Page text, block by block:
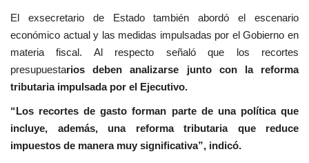
El exsecretario de Estado también abordó el escenario
económico actual y las medidas impulsadas por el Gobierno en
materia fiscal. Al respecto señaló que los recortes
presupuestarios deben analizarse junto con la reforma
tributaria impulsada por el Ejecutivo.
“Los recortes de gasto forman parte de una política que
incluye, además, una reforma tributaria que reduce
impuestos de manera muy significativa”, indicó.